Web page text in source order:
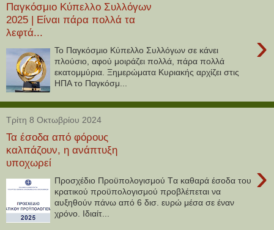
Παγκόσμιο Κύπελλο Συλλόγων
2025 | Είναι πάρα πολλά τα
λεφτά...
›
Το Παγκόσμιο Kύπελλο Συλλόγων σε κάνει
πλούσιο, αφού μοιράζει πολλά, πάρα πολλά
εκατομμύρια. Ξημερώματα Κυριακής αρχίζει στις
ΗΠΑ το Παγκόσμ...
Τρίτη 8 Οκτωβρίου 2024
Τα έσοδα από φόρους
καλπάζουν, η ανάπτυξη
υποχωρεί
›
Προσχέδιο Προϋπολογισμού Tα καθαρά έσοδα του
κρατικού προϋπολογισμού προβλέπεται να
αυξηθούν πάνω από 6 δισ. ευρώ μέσα σε έναν
χρόνο. Ιδιαίτ...